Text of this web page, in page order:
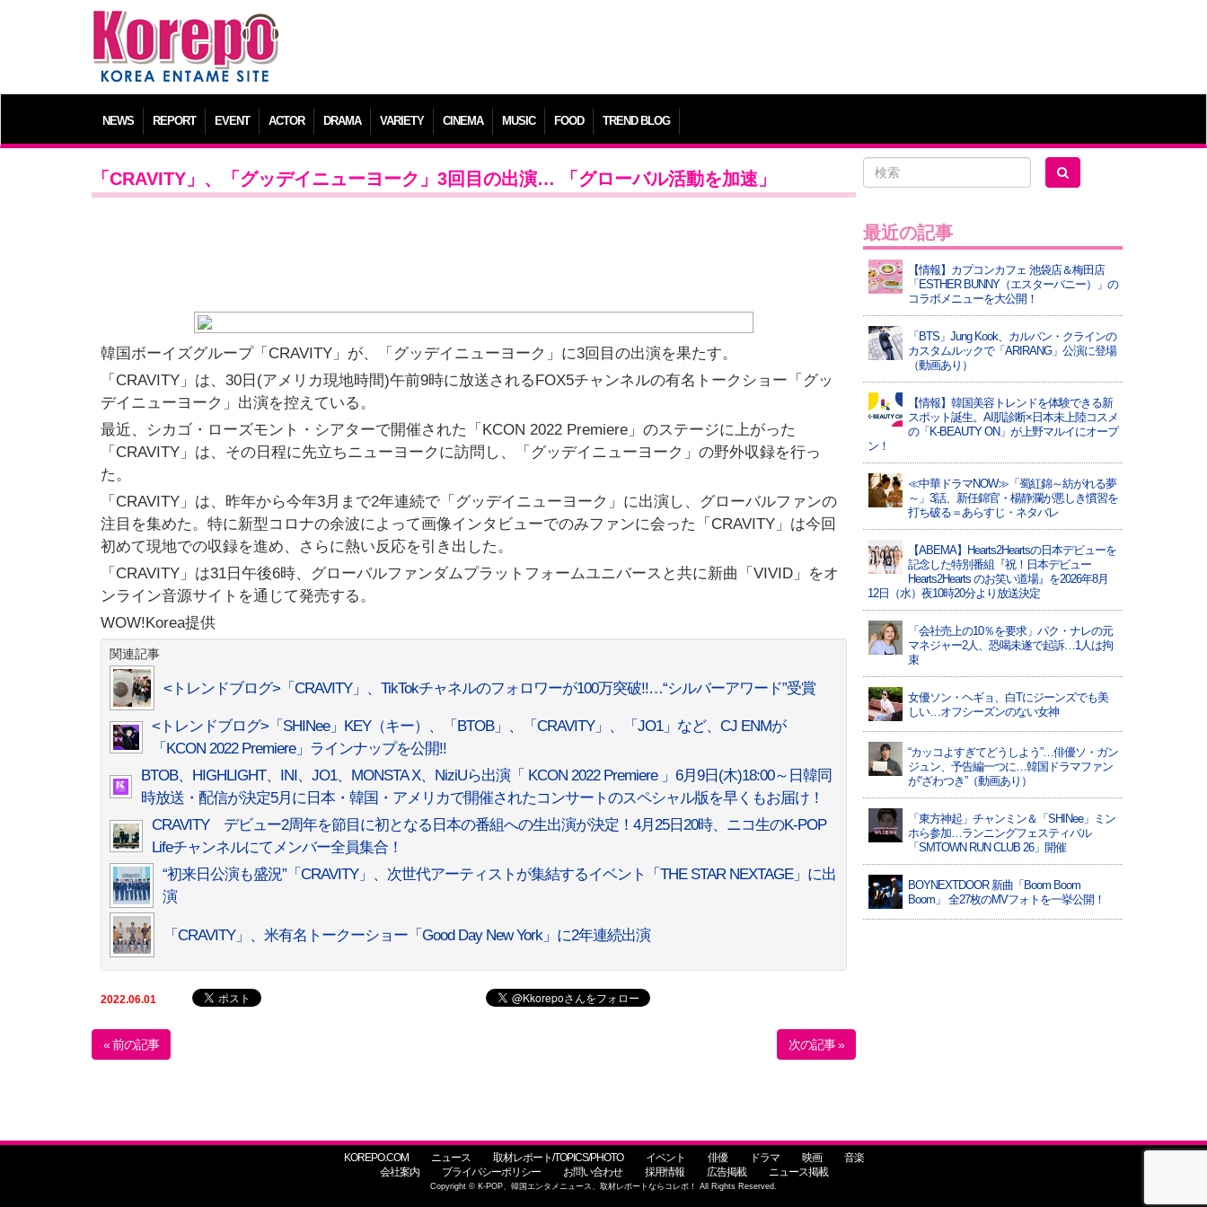
NEWS REPORT EVENT ACTOR DRAMA VARIETY CINEMA MUSIC FOOD TREND BLOG
「CRAVITY」、「グッデイニューヨーク」3回目の出演… 「グローバル活動を加速」
韓国ボーイズグループ「CRAVITY」が、「グッデイニューヨーク」に3回目の出演を果たす。
「CRAVITY」は、30日(アメリカ現地時間)午前9時に放送されるFOX5チャンネルの有名トークショー「グッ
デイニューヨーク」出演を控えている。
最近、シカゴ・ローズモント・シアターで開催された「KCON 2022 Premiere」のステージに上がった
「CRAVITY」は、その日程に先立ちニューヨークに訪問し、「グッデイニューヨーク」の野外収録を行っ
た。
「CRAVITY」は、昨年から今年3月まで2年連続で「グッデイニューヨーク」に出演し、グローバルファンの
注目を集めた。特に新型コロナの余波によって画像インタビューでのみファンに会った「CRAVITY」は今回
初めて現地での収録を進め、さらに熱い反応を引き出した。
「CRAVITY」は31日午後6時、グローバルファンダムプラットフォームユニバースと共に新曲「VIVID」をオ
ンライン音源サイトを通じて発売する。
WOW!Korea提供
関連記事
<トレンドブログ>「CRAVITY」、TikTokチャネルのフォロワーが100万突破!!…“シルバーアワード”受賞
<トレンドブログ>「SHINee」KEY（キー）、「BTOB」、「CRAVITY」、「JO1」など、CJ ENMが
「KCON 2022 Premiere」ラインナップを公開!!
BTOB、HIGHLIGHT、INI、JO1、MONSTA X、NiziUら出演「 KCON 2022 Premiere 」6月9日(木)18:00～日韓同
時放送・配信が決定5月に日本・韓国・アメリカで開催されたコンサートのスペシャル版を早くもお届け！
CRAVITY デビュー2周年を節目に初となる日本の番組への生出演が決定！4月25日20時、ニコ生のK-POP
Lifeチャンネルにてメンバー全員集合！
“初来日公演も盛況”「CRAVITY」、次世代アーティストが集結するイベント「THE STAR NEXTAGE」に出
演
「CRAVITY」、米有名トークーショー「Good Day New York」に2年連続出演
2022.06.01
« 前の記事 次の記事 »
最近の記事
【情報】カプコンカフェ 池袋店＆梅田店
「ESTHER BUNNY（エスターバニー）」の
コラボメニューを大公開！
「BTS」Jung Kook、カルバン・クラインの
カスタムルックで「ARIRANG」公演に登場
（動画あり）
【情報】韓国美容トレンドを体験できる新
スポット誕生。AI肌診断×日本未上陸コスメ
の「K-BEAUTY ON」が上野マルイにオープ
ン！
≪中華ドラマNOW≫「蜀紅錦～紡がれる夢
～」3話、新任錦官・楊静瀾が悪しき慣習を
打ち破る＝あらすじ・ネタバレ
【ABEMA】Hearts2Heartsの日本デビューを
記念した特別番組『祝！日本デビュー
Hearts2Hearts のお笑い道場』を2026年8月
12日（水）夜10時20分より放送決定
「会社売上の10％を要求」パク・ナレの元
マネジャー2人、恐喝未遂で起訴…1人は拘
束
女優ソン・ヘギョ、白Tにジーンズでも美
しい…オフシーズンのない女神
“カッコよすぎてどうしよう”…俳優ソ・ガン
ジュン、予告編一つに…韓国ドラマファン
が“ざわつき”（動画あり）
「東方神起」チャンミン＆「SHINee」ミン
ホら参加…ランニングフェスティバル
「SMTOWN RUN CLUB 26」開催
BOYNEXTDOOR 新曲「Boom Boom
Boom」 全27枚のMVフォトを一挙公開！
KOREPO.COM ニュース 取材レポート/TOPICS/PHOTO イベント 俳優 ドラマ 映画
音楽
会社案内
プライバシーポリシー お問い合わせ 採用情報 広告掲載 ニュース掲載
Copyright © K-POP、韓国エンタメニュース、取材レポートならコレポ！ All Rights Reserved.